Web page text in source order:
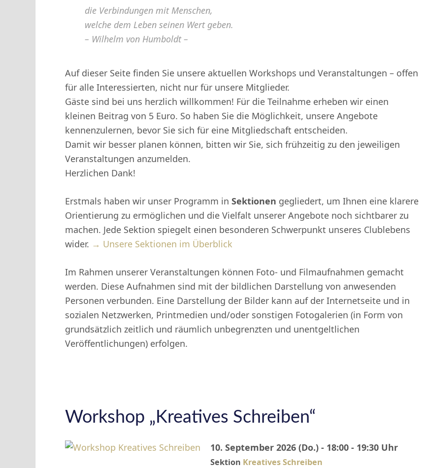
die Verbindungen mit Menschen,
welche dem Leben seinen Wert geben.
– Wilhelm von Humboldt –
Auf dieser Seite finden Sie unsere aktuellen Workshops und Veranstaltungen – offen
für alle Interessierten, nicht nur für unsere Mitglieder.
Gäste sind bei uns herzlich willkommen! Für die Teilnahme erheben wir einen
kleinen Beitrag von 5 Euro. So haben Sie die Möglichkeit, unsere Angebote
kennenzulernen, bevor Sie sich für eine Mitgliedschaft entscheiden.
Damit wir besser planen können, bitten wir Sie, sich frühzeitig zu den jeweiligen
Veranstaltungen anzumelden.
Herzlichen Dank!
Erstmals haben wir unser Programm in Sektionen gegliedert, um Ihnen eine klarere
Orientierung zu ermöglichen und die Vielfalt unserer Angebote noch sichtbarer zu
machen. Jede Sektion spiegelt einen besonderen Schwerpunkt unseres Clublebens
wider. → Unsere Sektionen im Überblick
Im Rahmen unserer Veranstaltungen können Foto- und Filmaufnahmen gemacht
werden. Diese Aufnahmen sind mit der bildlichen Darstellung von anwesenden
Personen verbunden. Eine Darstellung der Bilder kann auf der Internetseite und in
sozialen Netzwerken, Printmedien und/oder sonstigen Fotogalerien (in Form von
grundsätzlich zeitlich und räumlich unbegrenzten und unentgeltlichen
Veröffentlichungen) erfolgen.
Workshop „Kreatives Schreiben“
10. September 2026 (Do.) - 18:00 - 19:30 Uhr
Sektion Kreatives Schreiben